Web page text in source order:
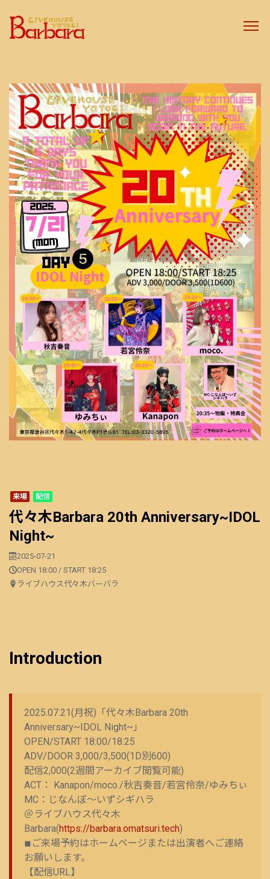
来場 配信
代々木Barbara 20th Anniversary~IDOL
Night~
2025-07-21
OPEN 18:00 / START 18:25
ライブハウス代々木バーバラ
Introduction
2025.07.21(月祝)「代々木Barbara 20th
Anniversary~IDOL Night~」
OPEN/START 18:00/18:25
ADV/DOOR 3,000/3,500(1D別600)
配信2,000(2週間アーカイブ閲覧可能)
ACT： Kanapon/moco./秋吉奏音/若宮伶奈/ゆみちぃ
MC：じなんぼ～いずシギハラ
＠ライブハウス代々木
Barbara(https://barbara.omatsuri.tech)
◾︎ご来場予約はホームページまたは出演者へご連絡
お願いします。
【配信URL】